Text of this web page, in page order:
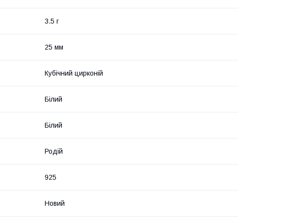
3.5 г
25 мм
Кубічний цирконій
Білий
Білий
Родій
925
Новий